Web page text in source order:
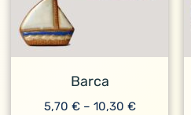
Barca
5,70 € – 10,30 €Interval